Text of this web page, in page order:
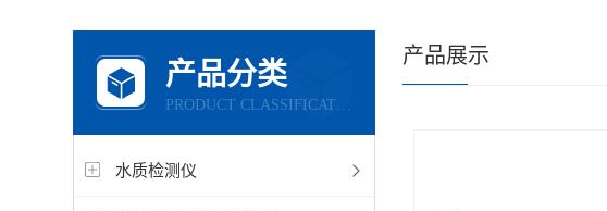
产品分类
PRODUCT CLASSIFICATION
水质检测仪
产品展示